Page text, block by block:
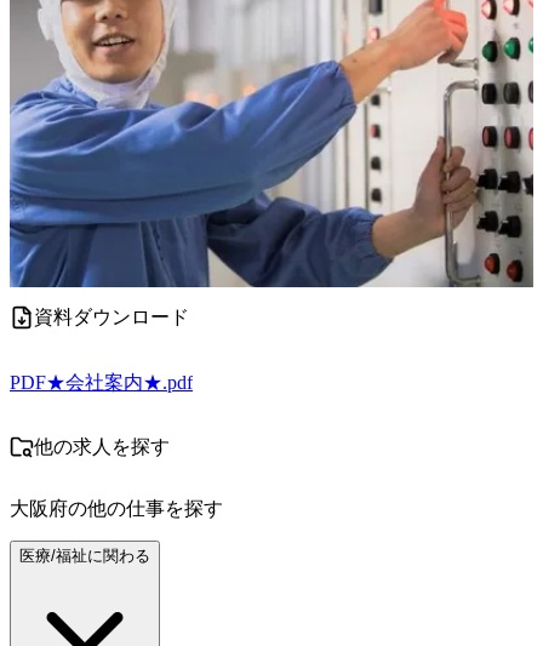
資料ダウンロード
PDF★会社案内★.pdf
他の求人を探す
大阪府の他の仕事を探す
医療/福祉に関わる